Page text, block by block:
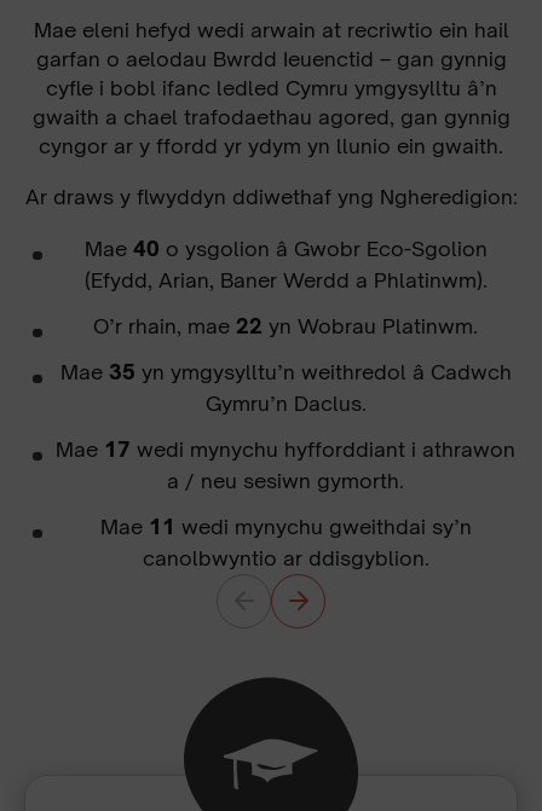
Mae eleni hefyd wedi arwain at recriwtio ein hail
garfan o aelodau Bwrdd Ieuenctid – gan gynnig
cyfle i bobl ifanc ledled Cymru ymgysylltu â’n
gwaith a chael trafodaethau agored, gan gynnig
cyngor ar y ffordd yr ydym yn llunio ein gwaith.
Ar draws y flwyddyn ddiwethaf yng Ngheredigion:
Mae 40 o ysgolion â Gwobr Eco-Sgolion
(Efydd, Arian, Baner Werdd a Phlatinwm).
O’r rhain, mae 22 yn Wobrau Platinwm.
Mae 35 yn ymgysylltu’n weithredol â Cadwch
Gymru’n Daclus.
Mae 17 wedi mynychu hyfforddiant i athrawon
a / neu sesiwn gymorth.
Mae 11 wedi mynychu gweithdai sy’n
canolbwyntio ar ddisgyblion.